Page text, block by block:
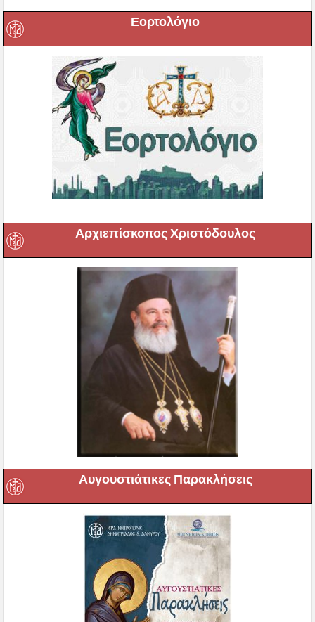
Εορτολόγιο
Αρχιεπίσκοπος Χριστόδουλος
Αυγουστιάτικες Παρακλήσεις